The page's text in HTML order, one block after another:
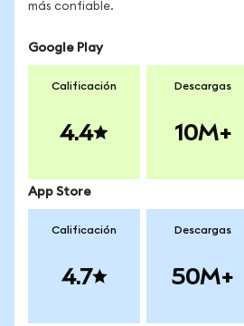
más confiable.
Google Play
Calificación
4.4
Descargas
10M+
App Store
Calificación
4.7
Descargas
50M+